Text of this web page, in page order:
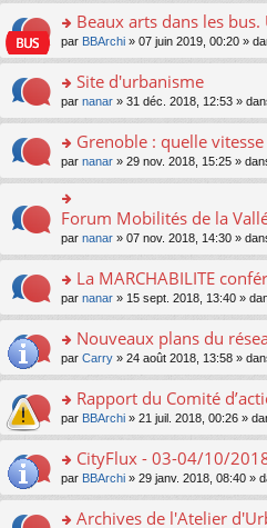
nt
c
e
nt
le
pl
u
ré
c
e
nt
n
n
le
pl
u
ré
c
e
nt
a
g
e
n
n
le
pl
u
s
ré
c
e
nt
le
m
e
a
g
e
n
n
le
pl
u
s
c
e
nt
ult
er
le
m
e
a
g
e
n
o
lu
pl
u
s
c
e
nt
o
n
ult
er
le
m
e
s
g
e
n
o
lu
pl
u
s
c
e
nt
Beaux arts dans les
par BBArchi » 07 juin 2019, 00:20 »
o
n
ult
er
le
m
e
s
g
e
n
o
lu
pl
u
s
c
e
nt
Site d'urbanisme
par nanar » 31 déc. 2018, 12:53 »
o
n
s
ult
er
le
m
e
s
g
e
n
o
lu
pl
u
s
Grenoble : quelle
par nanar » 29 nov. 2018, 15:25 »
o
n
er
le
m
e
s
a
g
e
n
n
lu
le
pl
Forum Mobilités de la
par nanar » 07 nov. 2018, 14:30 »
o
n
ult
er
le
m
e
a
g
e
n
La MARCHABILITE
par nanar » 15 sept. 2018, 13:40 »
o
n
ult
er
le
m
e
a
Nouveaux plans du
par Carry » 24 août 2018, 13:58 »
o
n
ult
er
le
m
Rapport du Comité
par BBArchi » 21 juil. 2018, 00:26 »
o
n
CityFlux - 03-04/10/
par BBArchi » 29 janv. 2018, 08:40 »
Archives de l'Atelier